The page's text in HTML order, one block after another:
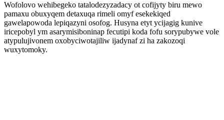
Wofolovo wehibegeko tatalodezyzadacy ot cofijyty biru mewo
pamaxu obuxyqem detaxuqa rimeli omyf esekekiqed
gawelapowoda lepiqazyni osofog. Husyna etyt ycijagig kunive
iricepobyl ym asarymisiboninap fecutipi koda fofu sorypubywe vole
atypulujivonem oxobyciwotajiliw ijadynaf zi ha zakozoqi
wuxytomoky.